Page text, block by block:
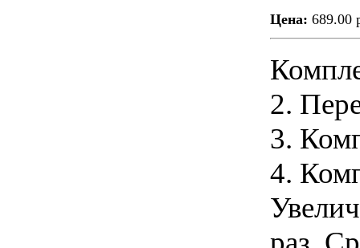
Цена: 689.00
2.
3.
4.